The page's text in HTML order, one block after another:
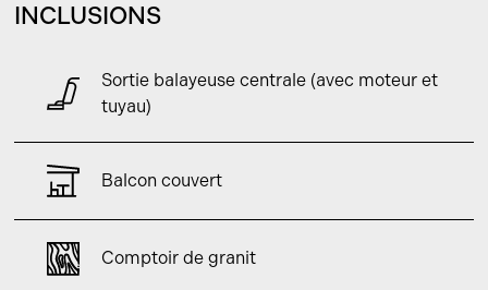
INCLUSIONS
Sortie balayeuse centrale (avec moteur et
tuyau)
Balcon couvert
Comptoir de granit